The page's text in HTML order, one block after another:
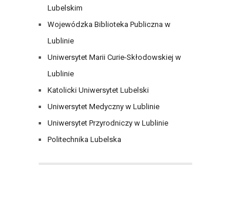
Lubelskim
Wojewódzka Biblioteka Publiczna w
Lublinie
Uniwersytet Marii Curie-Skłodowskiej w
Lublinie
Katolicki Uniwersytet Lubelski
Uniwersytet Medyczny w Lublinie
Uniwersytet Przyrodniczy w Lublinie
Politechnika Lubelska